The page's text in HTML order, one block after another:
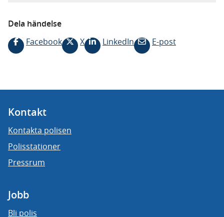
Dela händelse
Facebook
X LinkedIn E-post
Kontakt
Kontakta polisen
Polisstationer
Pressrum
Jobb
Bli polis